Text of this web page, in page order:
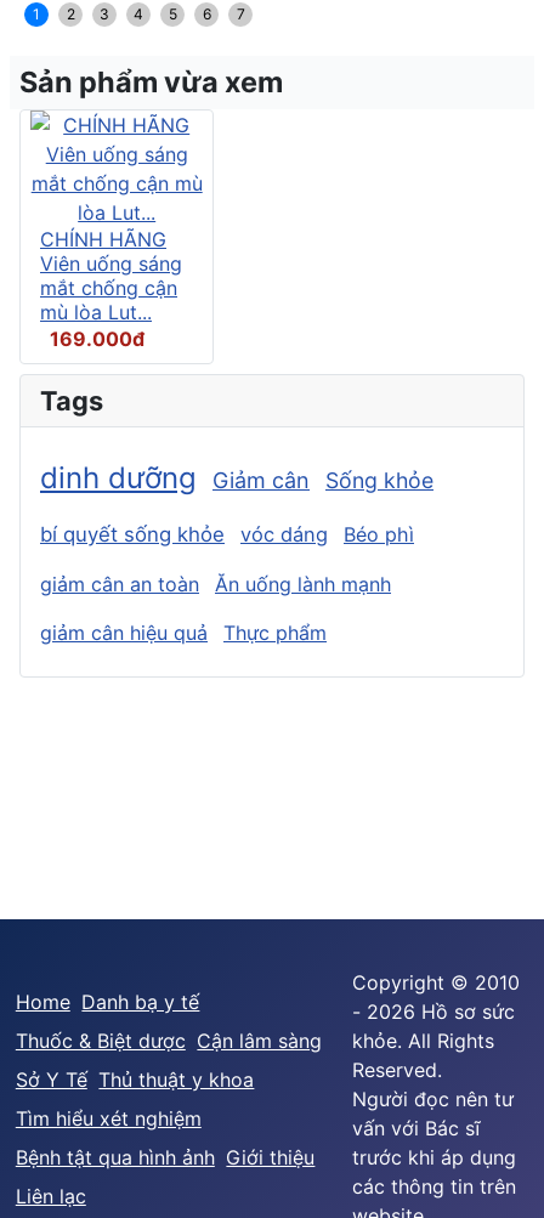
1 2 3 4 5 6 7
Sản phẩm vừa xem
CHÍNH HÃNG
Viên uống sáng
mắt chống cận
mù lòa Lut...
169.000đ
Tags
dinh dưỡng Giảm cân Sống khỏe
bí quyết sống khỏe vóc dáng Béo phì
giảm cân an toàn
Ăn uống lành mạnh
giảm cân hiệu quả
Thực phẩm
Home Danh bạ y tế
Thuốc & Biệt dược Cận lâm sàng
Sở Y Tế Thủ thuật y khoa
Tìm hiểu xét nghiệm
Bệnh tật qua hình ảnh Giới thiệu
Liên lạc
Copyright © 2010
- 2026 Hồ sơ sức
khỏe. All Rights
Reserved.
Người đọc nên tư
vấn với Bác sĩ
trước khi áp dụng
các thông tin trên